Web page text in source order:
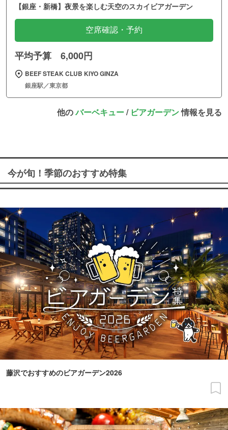
【銀座・新橋】夜景を楽しむ天空のスカイビアガーデン
空席確認・予約
平均予算 6,000円
BEEF STEAK CLUB KIYO GINZA
銀座駅／東京都
他のバーベキュー/ ビアガーデン情報を見る
今が旬！季節のおすすめ特集
藤沢でおすすめのビアガーデン2026